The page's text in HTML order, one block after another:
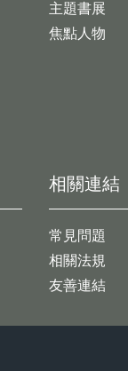
主題書展
焦點人物
相關連結
常見問題
相關法規
友善連結